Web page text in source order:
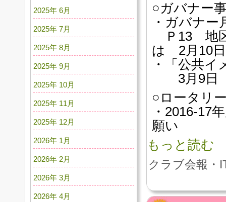
○ガバナー
・ガバナ
Ｐ13 地
は 2月10
・「公共
3月9日（
○ロータリ
・2016-17
願い
もっと読む
クラブ会報・
2025年 6月
2025年 7月
2025年 8月
2025年 9月
2025年 10月
2025年 11月
2025年 12月
2026年 1月
2026年 2月
2026年 3月
2026年 4月